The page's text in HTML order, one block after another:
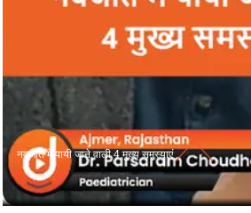
नवजात में पायी जाने वाली 4 मुख्य समस्याएं